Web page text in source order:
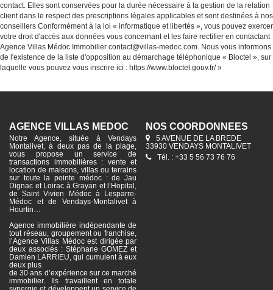
contact. Elles sont conservées pour la durée nécessaire à la gestion de la relation
client dans le respect des prescriptions légales applicables et sont destinées à nos
conseillers Conformément à la loi « informatique et libertés », vous pouvez exercer
votre droit d'accès aux données vous concernant et les faire rectifier en contactant
Agence Villas Médoc Immobilier contact@villas-medoc.com. Nous vous informons
de l'existence de la liste d'opposition au démarchage téléphonique « Bloctel », sur
laquelle vous pouvez vous inscrire ici : https://www.bloctel.gouv.fr/»
AGENCE VILLAS MÉDOC
Notre Agence, située à Vendays
Montalivet, à deux pas de la plage,
vous propose un service de
transactions immobilières : vente et
location de maisons, villas ou terrains
sur toute la pointe médoc : de Jau
Dignac et Loirac à Grayan et l’Hopital,
de Saint Vivien Médoc à Lesparre-
Médoc et de Vendays-Montalivet à
Hourtin…
Agence immobilière indépendante de
tout réseau, groupement ou franchise,
l’Agence Villas Médoc est dirigée par
deux associés : Stéphane GOMEZ et
Damien LARRIEU, qui cumulent à eux
deux plus
de 30 ans d’expérience sur ce marché
immobilier. Ils travaillent en totale
NOS COORDONNÉES
5 AVENUE DE LA BREDE
33930 VENDAYS MONTALIVET
Tél. : +33 5 56 73 76 76